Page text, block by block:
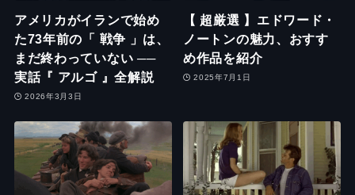
アメリカがイランで始め
た73年前の「 戦争 」は、
まだ終わっていない ──
実話『 アルゴ 』全解説
2026年3月3日
【 超厳選 】エドワード・
ノートンの魅力、おすす
め作品を紹介
2025年7月1日